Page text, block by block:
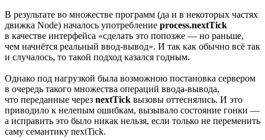
В результате во множестве программ (да и в некоторых частях
движка Node) началось употребление process.nextTick
в качестве интерфейса «сделать это попозже — но раньше,
чем начнётся реальный ввод-вывод». И так как обычно всё так
и случалось, то такой подход казался годным.
Однако под нагрузкой была возможною постановка сервером
в очередь такого множества операций ввода-вывода,
что переданные через nextTick вызовы оттеснялись. И это
приводило к нелепым ошибкам, вызывало состояние гонки —
а исправить это было никак нельзя, если только не переменить
саму семантику nextTick.